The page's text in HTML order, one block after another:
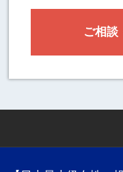
ご相談